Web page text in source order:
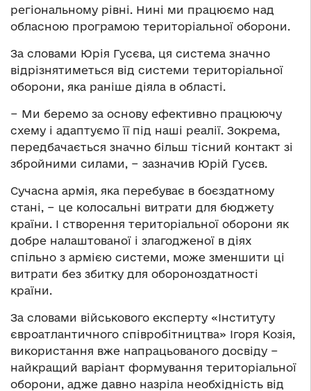
регіональному рівні. Нині ми працюємо над
обласною програмою територіальної оборони.
За словами Юрія Гусєва, ця система значно
відрізнятиметься від системи територіальної
оборони, яка раніше діяла в області.
− Ми беремо за основу ефективно працюючу
схему і адаптуємо її під наші реалії. Зокрема,
передбачається значно більш тісний контакт зі
збройними силами, − зазначив Юрій Гусєв.
Сучасна армія, яка перебуває в боєздатному
стані, − це колосальні витрати для бюджету
країни. І створення територіальної оборони як
добре налаштованої і злагодженої в діях
спільно з армією системи, може зменшити ці
витрати без збитку для обороноздатності
країни.
За словами військового експерту «Інституту
євроатлантичного співробітництва» Ігоря Козія,
використання вже напрацьованого досвіду −
найкращий варіант формування територіальної
оборони, адже давно назріла необхідність від